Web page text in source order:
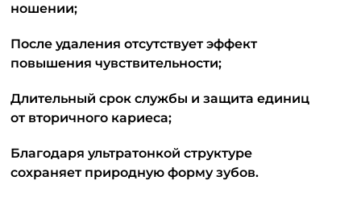
ношении;
После удаления отсутствует эффект
повышения чувствительности;
Длительный срок службы и защита единиц
от вторичного кариеса;
Благодаря ультратонкой структуре
сохраняет природную форму зубов.